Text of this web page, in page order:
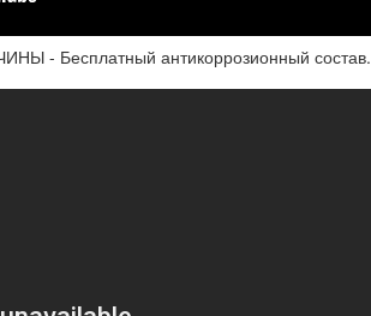
- Бесплатный антикоррозионный состав.